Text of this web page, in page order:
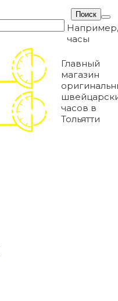
Например,
часы
Главный
магазин
часов в
Тольятти